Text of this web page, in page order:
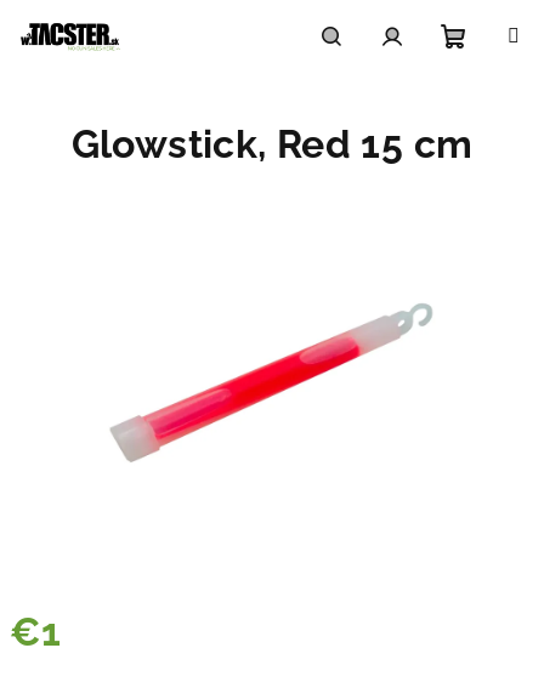
košík
€1
Glowstick, Red 15 cm